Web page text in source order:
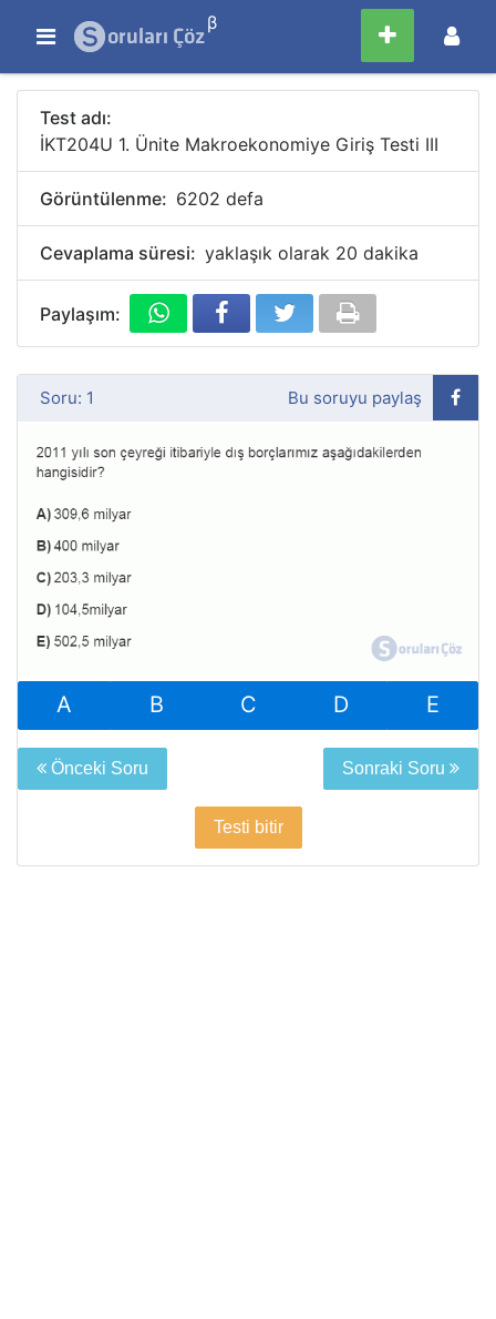
β
Test adı:
İKT204U 1. Ünite Makroekonomiye Giriş Testi III
Görüntülenme: 6202 defa
Cevaplama süresi: yaklaşık olarak 20 dakika
Paylaşım:
Soru: 1 Bu soruyu paylaş
A B C D E
Önceki Soru Sonraki Soru
Testi bitir